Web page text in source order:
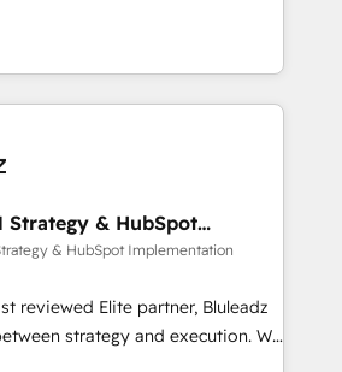
including healthcare, software,
financial services and
scalable, AI-ready systems that
and a consistently strong
begins with clear objectives,
and measurable KPIs.
solutions. The question is
operational hub, integrated with
custom ERPs, and any
Proprietary apps extend
configurations. -AI-
facing operations to
Strategy & HubSpot
& HubSpot Implementation
reviewed Elite partner, Bluleadz
strategy and execution. We